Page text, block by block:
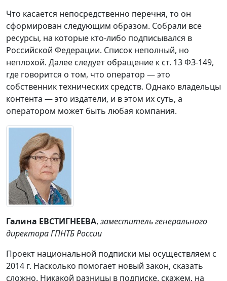
Что касается непосредственно перечня, то он
сформирован следующим образом. Собрали все
ресурсы, на которые кто-либо подписывался в
Российской Федерации. Список неполный, но
неплохой. Далее следует обращение к ст. 13 ФЗ-149,
где говорится о том, что оператор — это
собственник технических средств. Однако владельцы
контента — это издатели, и в этом их суть, а
оператором может быть любая компания.
Галина ЕВСТИГНЕЕВА, заместитель генерального
директора ГПНТБ России
Проект национальной подписки мы осуществляем с
2014 г. Насколько помогает новый закон, сказать
сложно. Никакой разницы в подписке, скажем, на